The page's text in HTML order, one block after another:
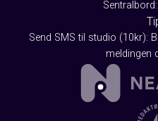
Send SMS til studio (10kr):
meldingen